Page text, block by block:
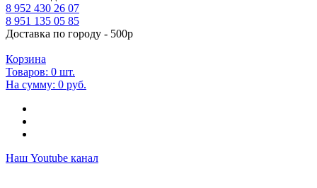
8 952 430 26 07
8 951 135 05 85
Доставка по городу - 500р
Корзина
Товаров: 0 шт.
На сумму: 0 руб.
Наш Youtube канал